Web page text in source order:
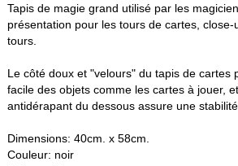
Tapis de magie grand utilisé par les
présentation pour les tours de cartes,
tours.
Le côté doux et "velours" du tapis de cartes
facile des objets comme les cartes à jouer,
antidérapant du dessous assure une
Dimensions: 40cm. x 58cm.
Couleur: noir